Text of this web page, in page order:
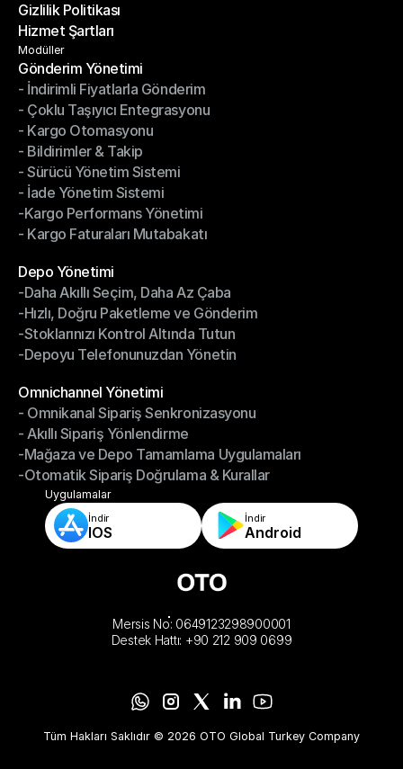
Gönderim Rotaları
Gizlilik Politikası
Gizlilik Politikası
Hizmet Şartları
Hizmet Şartları
Modüller
Gönderim Yönetimi
Gönderim Yönetimi
- İndirimli Fiyatlarla Gönderim
- İndirimli Fiyatlarla Gönderim
- Çoklu Taşıyıcı Entegrasyonu
- Çoklu Taşıyıcı Entegrasyonu
- Kargo Otomasyonu
- Kargo Otomasyonu
- Bildirimler & Takip
- Bildirimler & Takip
- Sürücü Yönetim Sistemi
- Sürücü Yönetim Sistemi
- İade Yönetim Sistemi
- İade Yönetim Sistemi
-Kargo Performans Yönetimi
-Kargo Performans Yönetimi
- Kargo Faturaları Mutabakatı
Depo Yönetimi
Depo Yönetimi
-Daha Akıllı Seçim, Daha Az Çaba
-Daha Akıllı Seçim, Daha Az Çaba
-Hızlı, Doğru Paketleme ve Gönderim
-Hızlı, Doğru Paketleme ve Gönderim
-Stoklarınızı Kontrol Altında Tutun
-Stoklarınızı Kontrol Altında Tutun
-Depoyu Telefonunuzdan Yönetin
Omnichannel Yönetimi
Omnichannel Yönetimi
- Omnikanal Sipariş Senkronizasyonu
- Omnikanal Sipariş Senkronizasyonu
- Akıllı Sipariş Yönlendirme
- Akıllı Sipariş Yönlendirme
-Mağaza ve Depo Tamamlama Uygulamaları
-Mağaza ve Depo Tamamlama Uygulamaları
-Otomatik Sipariş Doğrulama & Kurallar
-Otomatik Sipariş Doğrulama & Kurallar
Uygulamalar
İndir
IOS
İndir
Android
Mersis No: 0649123298900001
Destek Hattı: +90 212 909 0699
Tüm Hakları Saklıdır © 2026 OTO Global Turkey Company